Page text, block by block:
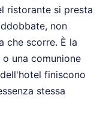
ristorante si presta
non
che scorre. È la
una comunione
finiscono
stessa